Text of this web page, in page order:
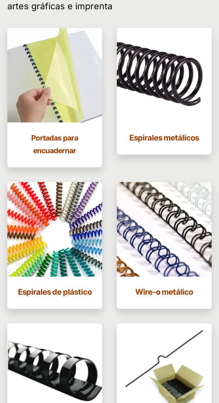
artes gráficas e imprenta
Portadas para
encuadernar
Espirales metálicos
Espirales de plástico Wire-o metálico